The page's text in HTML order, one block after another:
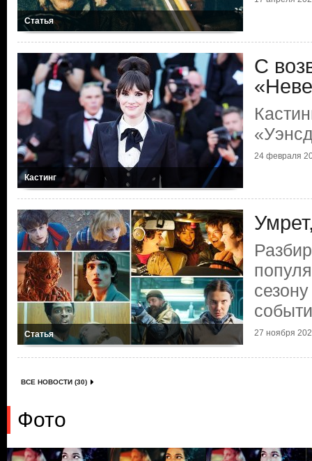
Статья
Кастинг
С
24 февраля
Статья 27 ноября
ВСЕ НОВОСТИ (30)
Фото